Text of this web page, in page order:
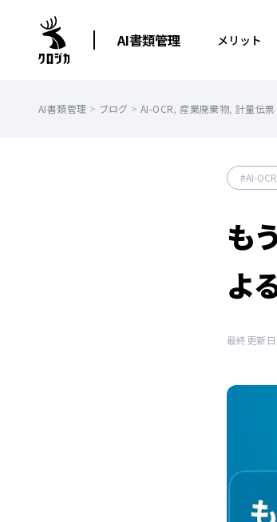
AI書類管理 メリット
AI書類管理 > ブログ >AI-OCR, 産業廃棄物,計量伝票
AI-OCR
も
よ
最終更新